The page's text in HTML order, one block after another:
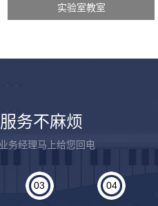
实验室教室
务不麻烦
务经理马上给您回电
03 04